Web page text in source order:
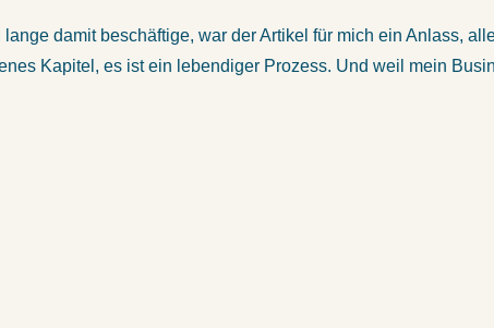
damit beschäftige, war der Artikel für mich ein Anlass,
Kapitel, es ist ein lebendiger Prozess. Und weil mein